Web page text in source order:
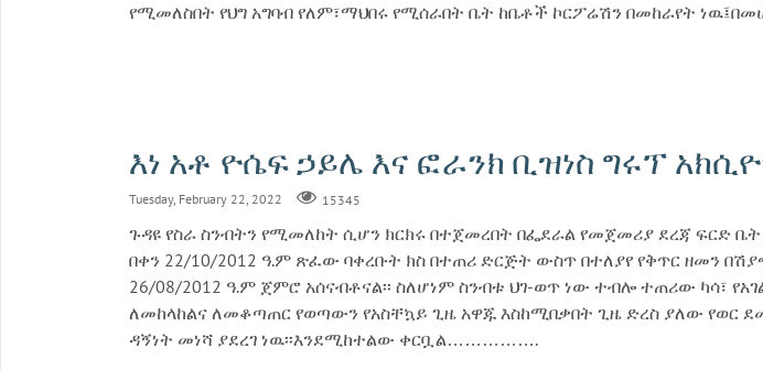
የሚመለስበት የህግ አግባብ የለም፣ማህበሩ የሚሰራበት ቤት ከቤቶች ኮርፖሬሽን በመከራየት
እነ አቶ ዮሴፍ ኃይሌ እና ፎራንክ ቢዝነስ ግሩፕ
Tuesday, February 22, 2022 15345
ጉዳዩ የስራ ስንብትን የሚመለከት ሲሆን ክርክሩ በተጀመረበት በፌደራል የመጀመሪያ ደረጃ ፍርድ
በቀን 22/10/2012 ዓ.ም ጽፈው ባቀረቡት ክስ በተጠሪ ድርጅት ውስጥ በተለያየ የቅጥር ዘመን
26/08/2012 ዓ.ም ጀምሮ አሰናብቶናል፡፡ ስለሆነም ስንብቱ ህገ-ወጥ ነው ተብሎ ተጠሪው ካሳ፣
ለመከላከልና ለመቆጣጠር የወጣውን የአስቸኳይ ጊዜ አዋጁ እስከሚበቃበት ጊዜ ድረስ ያለው የወር
ዳኝነት መነሻ ያደረገ ነዉ፡፡እንደሚከተልው ቀርቧል…………….